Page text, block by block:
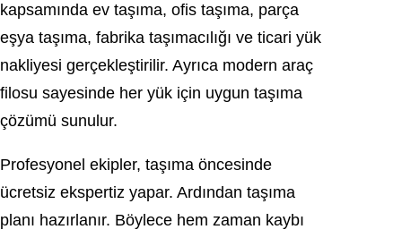
kapsamında ev taşıma, ofis taşıma, parça
eşya taşıma, fabrika taşımacılığı ve ticari yük
nakliyesi gerçekleştirilir. Ayrıca modern araç
filosu sayesinde her yük için uygun taşıma
çözümü sunulur.
Profesyonel ekipler, taşıma öncesinde
ücretsiz ekspertiz yapar. Ardından taşıma
planı hazırlanır. Böylece hem zaman kaybı